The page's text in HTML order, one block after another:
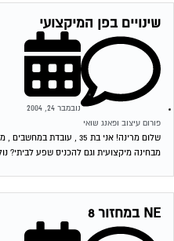
שינויים בפן המיקצועי
פורום עיצוב ופאנג שואי
נובמבר 24, 2004
שלום מרינה! אני בת 35 ,
מבחינה מיקצועית וגם להכניס שפע לביתי? נולדתי 12/10/
NE במחזור 8